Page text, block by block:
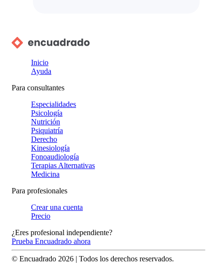
Inicio
Ayuda
Para consultantes
Especialidades
Psicología
Nutrición
Psiquiatría
Derecho
Kinesiología
Fonoaudiología
Terapias Alternativas
Medicina
Para profesionales
Crear una cuenta
Precio
¿Eres profesional independiente?
Prueba Encuadrado ahora
© Encuadrado 2026 | Todos los derechos reservados.